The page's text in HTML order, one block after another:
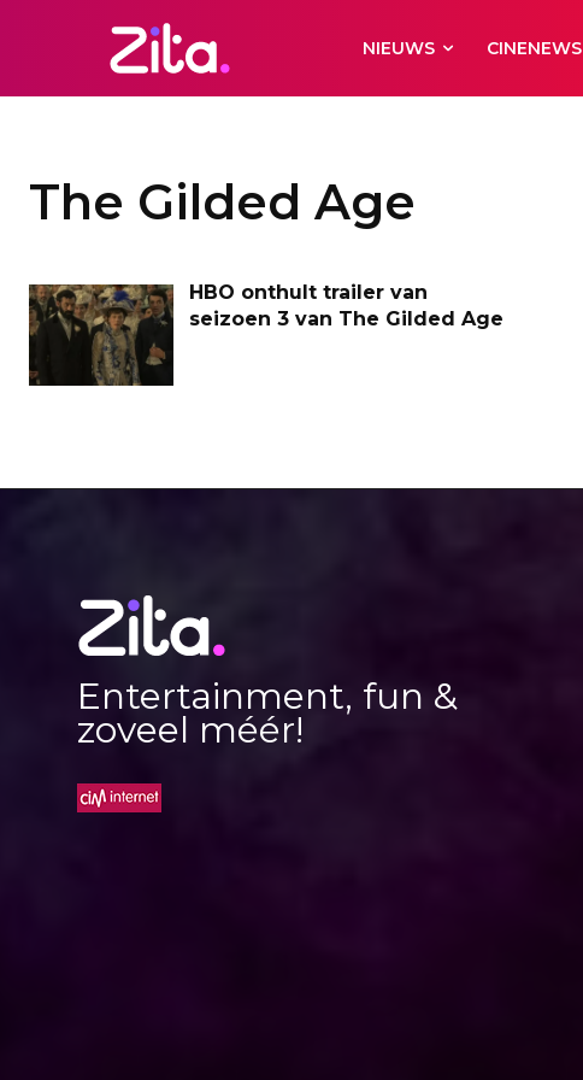
NIEUWS CINENEWS
The Gilded Age
HBO onthult trailer van
seizoen 3 van The Gilded Age
Entertainment, fun &
zoveel méér!